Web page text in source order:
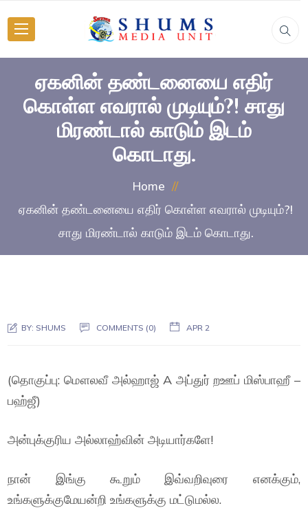
ஏகனின் தண்டனையை எதிர்
கொள்ள எவரால் முடியும்?! சாது
மிரண்டால் காடும் இடம்
கொடாது.
Home
ஏகனின் தண்டனையை எதிர் கொள்ள எவரால் முடியும்?!
சாது மிரண்டால் காடும் இடம் கொடாது.
BY: SHUMS COMMENTS (0) APR 2
(தொகுப்பு: மௌலவீ அல்ஹாஜ் A அப்துர் றஊப் மிஸ்பாஹீ –
பஹ்ஜீ)
அன்புக்குரிய அல்லாஹ்வின் அடியார்களே!
நான் இங்கு கூறும் இவ்வறிவுரை எனக்கும்,
உங்களுக்குமேயன்றி உங்களுக்கு மட்டுமல்ல.